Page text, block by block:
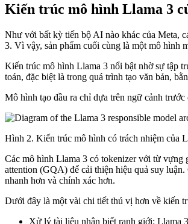
Kiến trúc mô hình Llama 3
Như với bất kỳ tiến bộ AI nào khác của Meta,
3. Vì vậy, sản phẩm cuối cùng là một mô hình
Kiến trúc mô hình Llama 3 nổi bật nhờ sự tập
toán, đặc biệt là trong quá trình tạo văn bản,
Mô hình tạo đầu ra chỉ dựa trên ngữ cảnh
Hình 2. Kiến trúc mô hình có trách nhiệm của
Các mô hình Llama 3 có tokenizer với từ vựng
attention (GQA) để cải thiện hiệu quả suy
nhanh hơn và chính xác hơn.
Dưới đây là một vài chi tiết thú vị hơn về kiến
Xử lý tài liệu nhận biết ranh giới: Llama